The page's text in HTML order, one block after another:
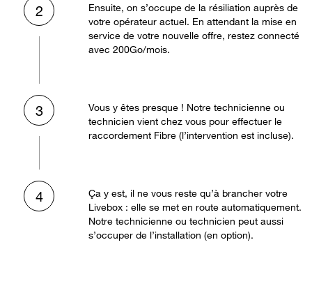
2
Ensuite, on s’occupe de la résiliation auprès de
votre opérateur actuel. En attendant la mise en
service de votre nouvelle offre, restez connecté
avec 200Go/mois.
3
Vous y êtes presque ! Notre technicienne ou
technicien vient chez vous pour effectuer le
raccordement Fibre (l’intervention est incluse).
4
Ça y est, il ne vous reste qu’à brancher votre
Livebox : elle se met en route automatiquement.
Notre technicienne ou technicien peut aussi
s’occuper de l’installation (en option).